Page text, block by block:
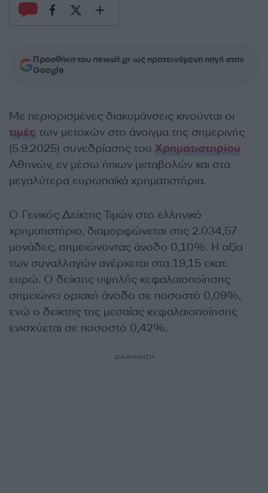
Προσθήκη του newsit.gr ως προτεινόμενη πηγή στην
Google
Με περιορισμένες διακυμάνσεις κινούνται οι
τιμές των μετοχών στο άνοιγμα της σημερινής
(5.9.2025) συνεδρίασης του Χρηματιστηρίου
Αθηνών, εν μέσω ήπιων μεταβολών και στα
μεγαλύτερα ευρωπαϊκά χρηματιστήρια.
O Γενικός Δείκτης Τιμών στο ελληνικό
χρηματιστήριο, διαμορφώνεται στις 2.034,57
μονάδες, σημειώνοντας άνοδο 0,10%. Η αξία
των συναλλαγών ανέρχεται στα 19,15 εκατ.
ευρώ. Ο δείκτης υψηλής κεφαλαιοποίησης
σημειώνει οριακή άνοδο σε ποσοστό 0,09%,
ενώ ο δείκτης της μεσαίας κεφαλαιοποίησης
ενισχύεται σε ποσοστό 0,42%.
ΔΙΑΦΗΜΙΣΗ